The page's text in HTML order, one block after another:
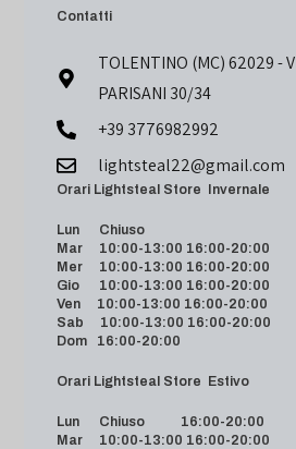
Contatti
TOLENTINO (MC) 62029 -
PARISANI 30/34
+39 3776982992
lightsteal22@gmail.com
Orari Lightsteal
Lun Chiuso
Mar 10:00-13:00 16:00-20:00
Mer 10:00-13:00 16:00-20:00
Gio 10:00-13:00 16:00-20:00
Ven 10:00-13:00 16:00-20:00
Sab 10:00-13:00 16:00-20:00
Dom 16:00-20:00
Orari Lightsteal
Lun Chiuso 16:00-20:00
Mar 10:00-13:00 16:00-20:00